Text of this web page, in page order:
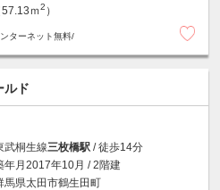
ｍ2 ）
ターネット無料/
ルド
武桐生線三枚橋駅 / 徒歩14分
年月2017年10月 / 2階建
馬県太田市鶴生田町